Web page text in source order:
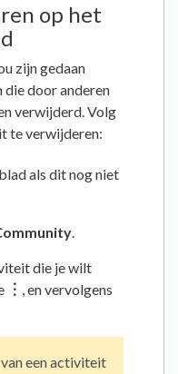
op het
zijn gedaan
door anderen
verwijderd. Volg
te verwijderen:
als dit nog niet
die je wilt
︙ , en vervolgens
een activiteit